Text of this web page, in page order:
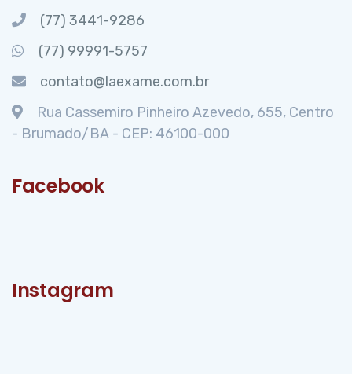
(77) 3441-9286
(77) 99991-5757
contato@laexame.com.br
Rua Cassemiro Pinheiro Azevedo, 655, Centro
- Brumado/BA - CEP: 46100-000
Facebook
Instagram